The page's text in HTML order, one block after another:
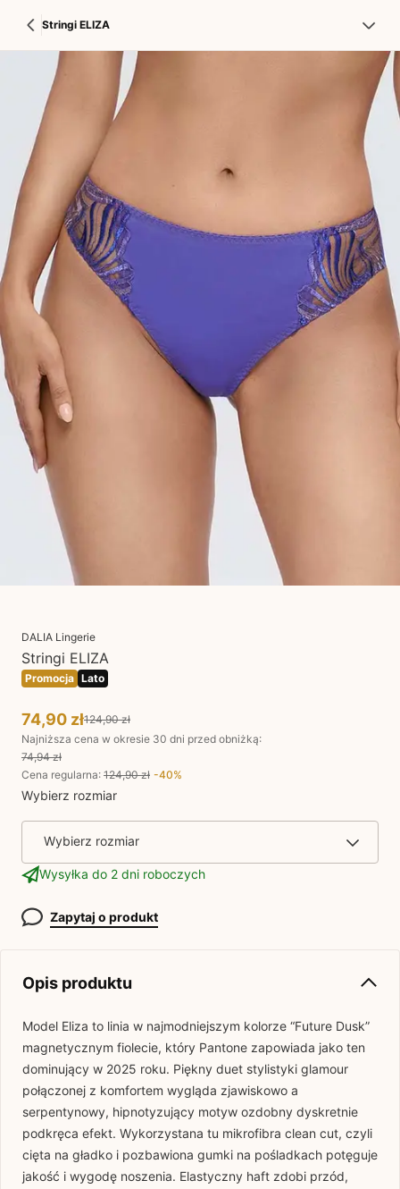
Stringi ELIZA
DALIA Lingerie
Stringi ELIZA
Promocja Lato
74,90 zł124,90 zł
Najniższa cena w okresie 30 dni przed obniżką:
74,94 zł
Cena regularna: 124,90 zł -40%
Wybierz rozmiar
Wybierz rozmiar
Wysyłka do 2 dni roboczych
Zapytaj o produkt
Opis produktu
Model Eliza to linia w najmodniejszym kolorze “Future Dusk”
magnetycznym fiolecie, który Pantone zapowiada jako ten
dominujący w 2025 roku. Piękny duet stylistyki glamour
połączonej z komfortem wygląda zjawiskowo a
serpentynowy, hipnotyzujący motyw ozdobny dyskretnie
podkręca efekt. Wykorzystana tu mikrofibra clean cut, czyli
cięta na gładko i pozbawiona gumki na pośladkach potęguje
jakość i wygodę noszenia. Elastyczny haft zdobi przód,